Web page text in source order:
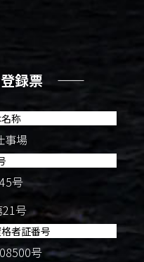
録票 ――
称
事場
号
号
者証番号
号